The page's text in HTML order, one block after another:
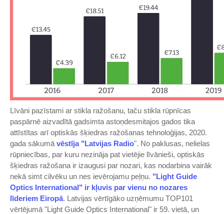
Līvāni pazīstami ar stikla ražošanu, taču stikla rūpnīcas
paspārnē aizvadītā gadsimta astoņdesmitajos gados tika
attīstītas arī optiskās šķiedras ražošanas tehnoloģijas, 2020.
gada sākumā vēstīja "Latvijas Radio". No paklusas, nelielas
rūpniecības, par kuru nezināja pat vietējie līvānieši, optiskās
šķiedras ražošana ir izaugusi par nozari, kas nodarbina vairāk
nekā simt cilvēku un nes ievērojamu peļņu. "Light Guide
Optics International" ir kļuvis par vienu no nozares
līderiem Eiropā. Latvijas vērtīgāko uzņēmumu TOP101
vērtējumā "Light Guide Optics International" ir 59. vietā, un